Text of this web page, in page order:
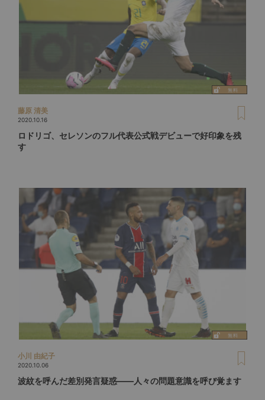
藤原 清美
2020.10.16
ロドリゴ、セレソンのフル代表公式戦デビューで好印象を残
す
小川 由紀子
2020.10.06
波紋を呼んだ差別発言疑惑――人々の問題意識を呼び覚ます